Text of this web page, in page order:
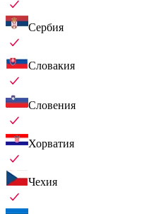
Сербия
Словакия
Словения
Хорватия
Чехия